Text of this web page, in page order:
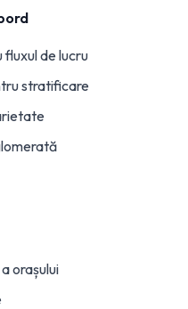
de lucru
stratificare
orașului